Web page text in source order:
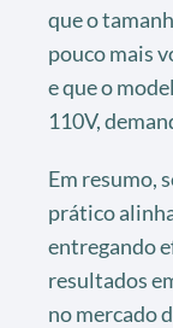
que o
pouco mais
e que o
110V,
Em resumo,
prático
entregando
resultados
no mercado